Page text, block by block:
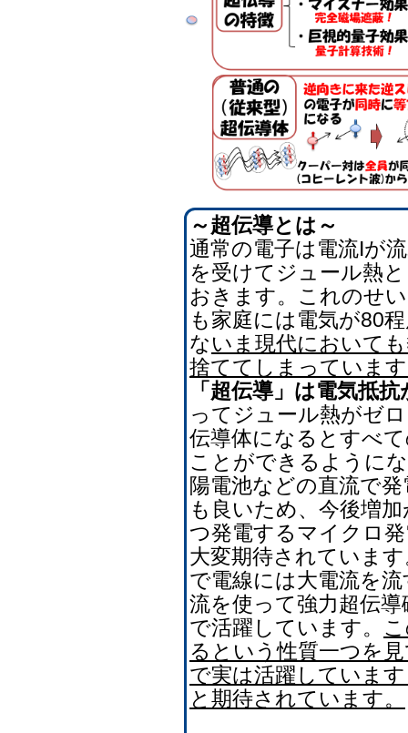
～超伝導とは～
通常の電子は電流Iが
を受けてジュール熱
おきます。これのせ
も家庭には電気が80
ないま現代において
捨ててしまっていま
「超伝導」は電気抵
ってジュール熱がゼ
伝導体になるとすべ
ことができるように
陽電池などの直流で
も良いため、今後増
つ発電するマイクロ
大変期待されていま
で電線には大電流を
流を使って強力超伝
で活躍しています。
るという性質一つを
で実は活躍していま
と期待されています。